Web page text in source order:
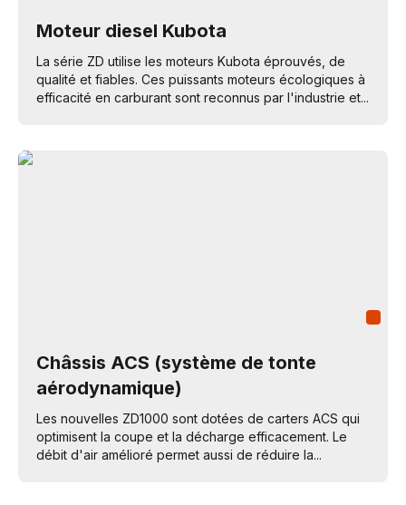
Moteur diesel Kubota
La série ZD utilise les moteurs Kubota éprouvés, de
qualité et fiables. Ces puissants moteurs écologiques à
efficacité en carburant sont reconnus par l'industrie et...
Châssis ACS (système de tonte
aérodynamique)
Les nouvelles ZD1000 sont dotées de carters ACS qui
optimisent la coupe et la décharge efficacement. Le
débit d'air amélioré permet aussi de réduire la...